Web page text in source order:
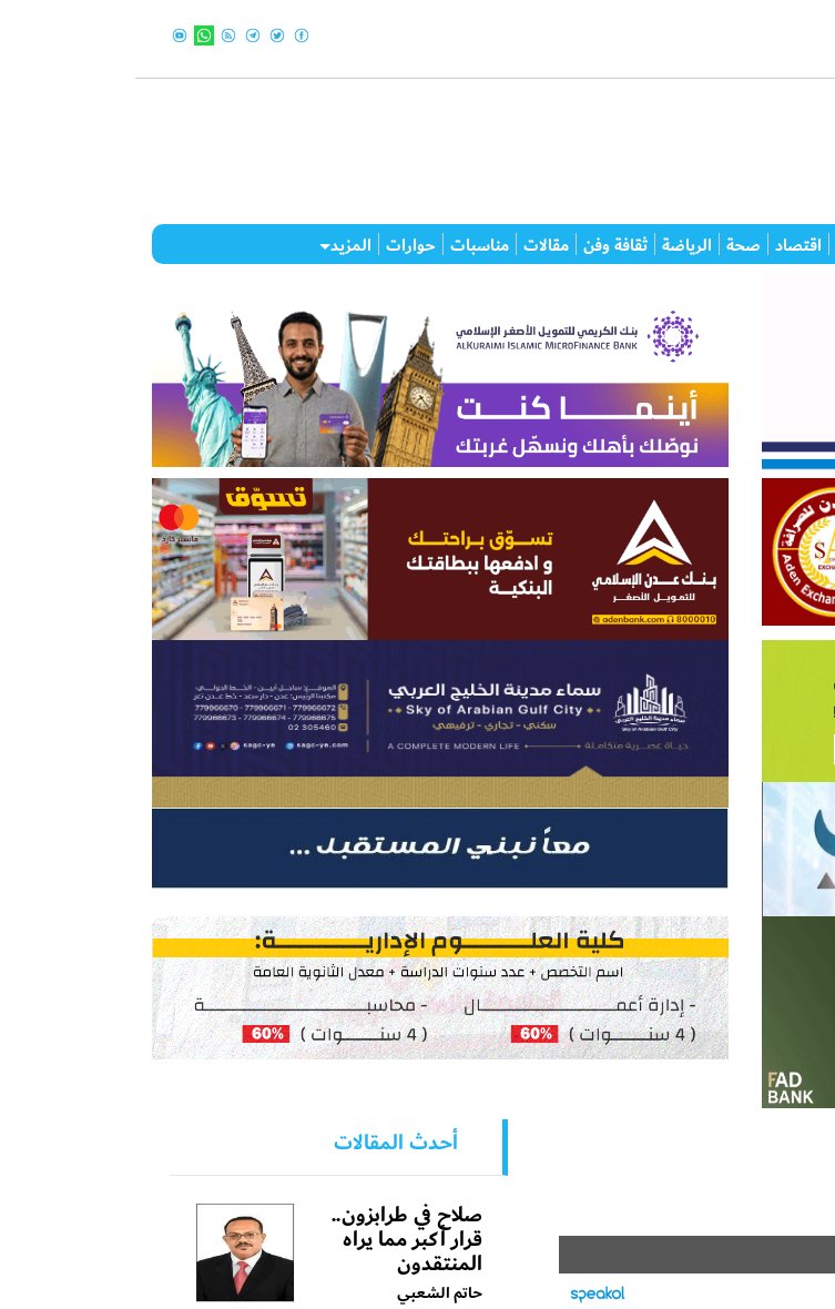
اقتصاد صحة الرياضة ثقافة وفن مقالات مناسبات حوارات المزيد
أحدث المقالات
صلاح في طرابزون..
قرار أكبر مما يراه
المنتقدون
حاتم الشعبي